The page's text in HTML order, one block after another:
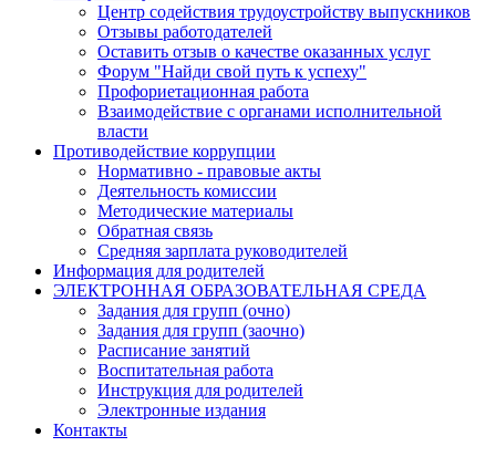
Центр содействия трудоустройству выпускников
Отзывы работодателей
Оставить отзыв о качестве оказанных услуг
Форум "Найди свой путь к успеху"
Профориетационная работа
Взаимодействие с органами исполнительной
власти
Противодействие коррупции
Нормативно - правовые акты
Деятельность комиссии
Методические материалы
Обратная связь
Средняя зарплата руководителей
Информация для родителей
ЭЛЕКТРОННАЯ ОБРАЗОВАТЕЛЬНАЯ СРЕДА
Задания для групп (очно)
Задания для групп (заочно)
Расписание занятий
Воспитательная работа
Инструкция для родителей
Электронные издания
Контакты